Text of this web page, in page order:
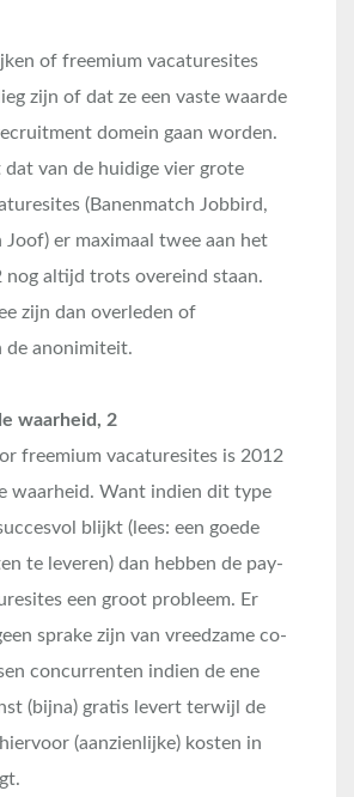
of freemium vacaturesites
zijn of dat ze een vaste waarde
domein gaan worden.
dat van de huidige vier grote
(Banenmatch Jobbird,
Joof) er maximaal twee aan het
nog altijd trots overeind staan.
zijn dan overleden of
de anonimiteit.
waarheid, 2
freemium vacaturesites is 2012
waarheid. Want indien dit type
blijkt (lees: een goede
te leveren) dan hebben de pay-
een groot probleem. Er
sprake zijn van vreedzame co-
concurrenten indien de ene
(bijna) gratis levert terwijl de
(aanzienlijke) kosten in